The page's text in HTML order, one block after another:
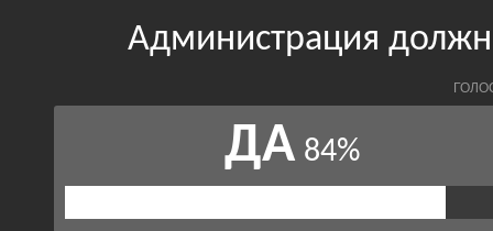
Администрация
ДА 84%